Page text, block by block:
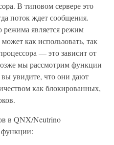
В типовом сервере это
поток ждет сообщения.
является режим
как использовать, так
— это зависит от
мы рассмотрим функции
увидите, что они дают
как блокированных,
в QNX/Neutrino